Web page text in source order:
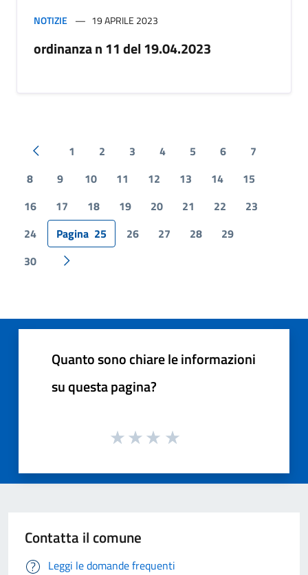
NOTIZIE 19 APRILE 2023
ordinanza n 11 del 19.04.2023
Pagina precedente
1 2 3 4 5 6
7
8
9 10 11 12 13 14
15
16
17 18 19 20 21 22
23
24
Pagina 25 26 27 28
29
30
Pagina successiva
Quanto sono chiare le informazioni
su questa pagina?
Contatta il comune
Leggi le domande frequenti